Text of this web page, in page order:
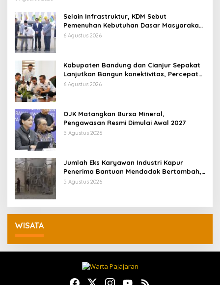
Selain Infrastruktur, KDM Sebut
Pemenuhan Kebutuhan Dasar Masyarakat
Jadi Fokus APBD Jabar 2027
6 Agustus 2026
Kabupaten Bandung dan Cianjur Sepakat
Lanjutkan Bangun konektivitas, Percepat
Pertumbuhan Ekonomi Daerah
6 Agustus 2026
OJK Matangkan Bursa Mineral,
Pengawasan Resmi Dimulai Awal 2027
5 Agustus 2026
Jumlah Eks Karyawan Industri Kapur
Penerima Bantuan Mendadak Bertambah,
KDM: Kita Identifikasi
5 Agustus 2026
WISATA